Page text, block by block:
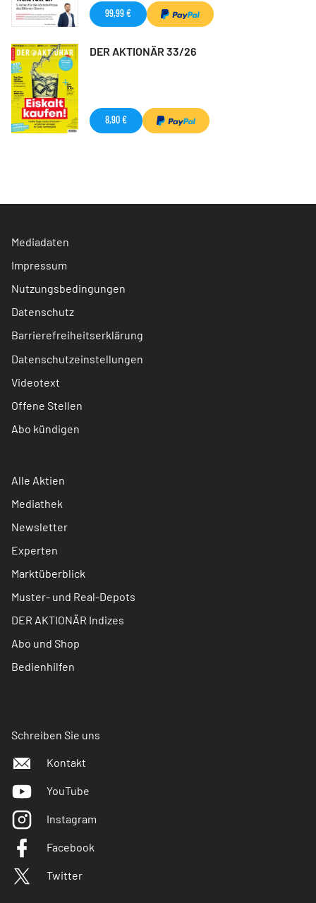
99,99 €
DER AKTIONÄR 33/26
8,90 €
Mediadaten
Impressum
Nutzungsbedingungen
Datenschutz
Barrierefreiheitserklärung
Datenschutzeinstellungen
Videotext
Offene Stellen
Abo kündigen
Alle Aktien
Mediathek
Newsletter
Experten
Marktüberblick
Muster- und Real-Depots
DER AKTIONÄR Indizes
Abo und Shop
Bedienhilfen
Schreiben Sie uns
Kontakt
YouTube
Instagram
Facebook
Twitter